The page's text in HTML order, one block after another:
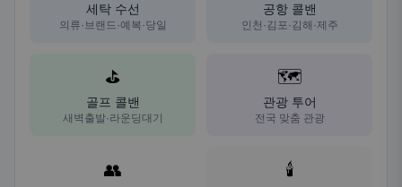
세탁 수선
의류·브랜드·예복·당일
공항 콜밴
인천·김포·김해·제주
⛳
골프 콜밴
새벽출발·라운딩대기
🗺️
관광 투어
전국 맞춤 관광
👥 🕯️